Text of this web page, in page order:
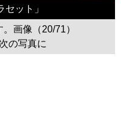
ット」
画像（20/71）
の写真に